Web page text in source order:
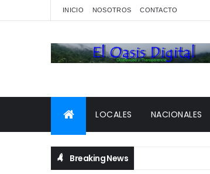
INICIO NOSOTROS CONTACTO
LOCALES NACIONALES
Breaking News